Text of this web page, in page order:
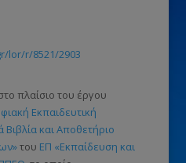
lor/r/8521/2903
πλαίσιο του έργου
Εκπαιδευτική
και Αποθετήριο
του ΕΠ «Εκπαίδευση και